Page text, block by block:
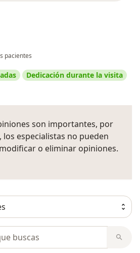
pacientes
Dedicación durante la visita
son importantes, por
los especialistas no pueden
o eliminar opiniones.